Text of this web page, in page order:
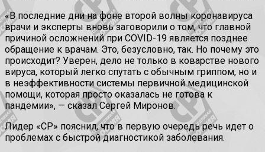
«В последние дни на фоне второй волны коронавируса
врачи и эксперты вновь заговорили о том, что главной
причиной осложнений при COVID-19 является позднее
обращение к врачам. Это, безусловно, так. Но почему это
происходит? Уверен, дело не только в коварстве нового
вируса, который легко спутать с обычным гриппом, но и
в неэффективности системы первичной медицинской
помощи, которая просто оказалась не готова к
пандемии», — сказал Сергей Миронов.
Лидер «СР» пояснил, что в первую очередь речь идет о
проблемах с быстрой диагностикой заболевания.